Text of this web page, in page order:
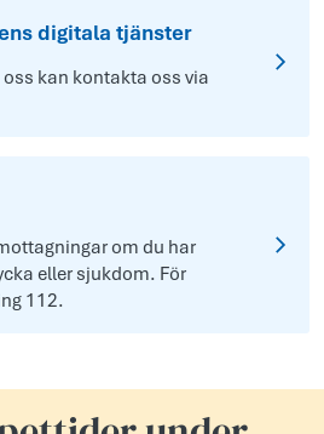
digitala tjänster
kan kontakta oss via
om du har
eller sjukdom. För
112.